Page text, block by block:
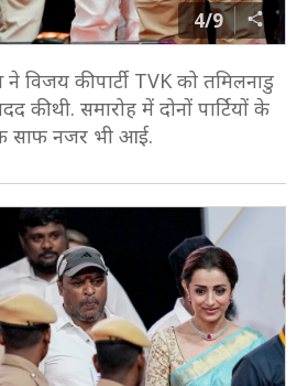
4/9
ने विजय की पार्टी TVK को तमिलनाडु
की थी. समारोह में दोनों पार्टियों के
साफ नजर भी आई.